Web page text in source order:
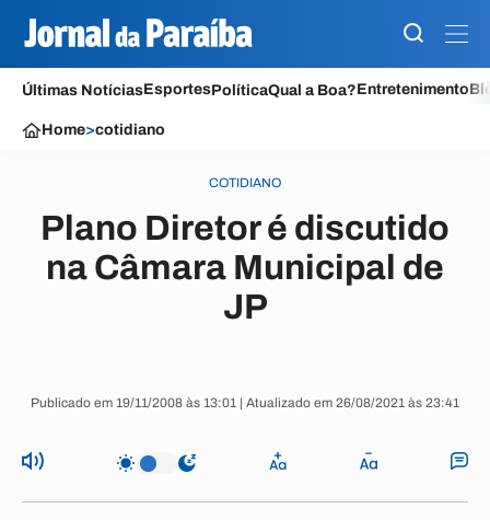
Últimas NotíciasEsportesPolíticaQual a Boa?Entretenimento
Home>cotidiano
COTIDIANO
Plano Diretor é discutido
na Câmara Municipal de
JP
Publicado em 19/11/2008 às 13:01 | Atualizado em 26/08/2021 às 23:41